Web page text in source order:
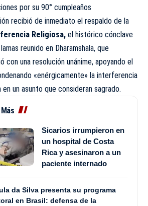
por su 90° cumpleaños
recibió de inmediato el respaldo de la
Religiosa, el histórico cónclave
reunido en Dharamshala, que
con una resolución unánime, apoyando el
«enérgicamente» la interferencia
en un asunto que consideran sagrado.
Sicarios irrumpieron en
un hospital de Costa
Rica y asesinaron a un
paciente internado
da Silva presenta su programa
en Brasil: defensa de la